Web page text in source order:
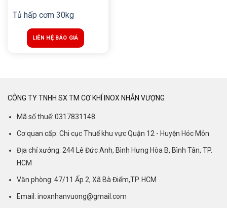
Tủ hấp cơm 30kg
LIÊN HỆ BÁO GIÁ
CÔNG TY TNHH SX TM CƠ KHÍ INOX NHẪN VƯỢNG
Mã số thuế: 0317831148
Cơ quan cấp: Chi cục Thuế khu vực Quận 12 - Huyện Hóc Môn
Địa chỉ xưởng: 244 Lê Đức Anh, Bình Hưng Hòa B, Bình Tân, TP.
HCM
Văn phòng: 47/11 Ấp 2, Xã Bà Điểm,TP. HCM
Email: inoxnhanvuong@gmail.com